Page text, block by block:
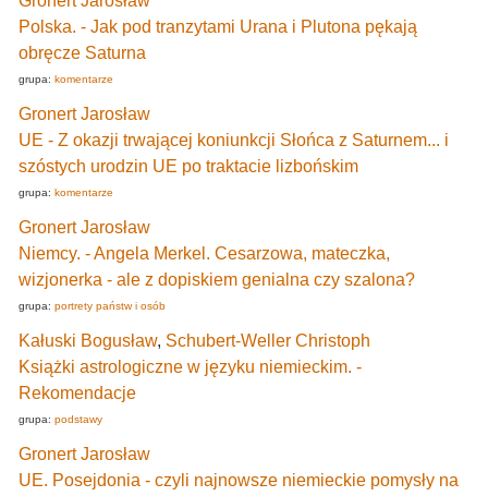
Polska. - Jak pod tranzytami Urana i Plutona pękają
obręcze Saturna
grupa: komentarze
Gronert Jarosław
UE - Z okazji trwającej koniunkcji Słońca z Saturnem... i
szóstych urodzin UE po traktacie lizbońskim
grupa: komentarze
Gronert Jarosław
Niemcy. - Angela Merkel. Cesarzowa, mateczka,
wizjonerka - ale z dopiskiem genialna czy szalona?
grupa: portrety państw i osób
Kałuski Bogusław, Schubert-Weller Christoph
Książki astrologiczne w języku niemieckim. -
Rekomendacje
grupa: podstawy
Gronert Jarosław
UE. Posejdonia - czyli najnowsze niemieckie pomysły na